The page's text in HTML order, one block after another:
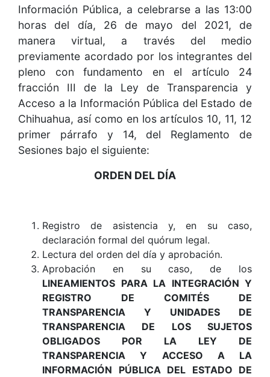
Información Pública, a celebrarse a las 13:00
horas del día, 26 de mayo del 2021, de
manera virtual, a través del medio
previamente acordado por los integrantes del
pleno con fundamento en el artículo 24
fracción III de la Ley de Transparencia y
Acceso a la Información Pública del Estado de
Chihuahua, así como en los artículos 10, 11, 12
primer párrafo y 14, del Reglamento de
Sesiones bajo el siguiente:
ORDEN DEL DÍA
Registro de asistencia y, en su caso,
declaración formal del quórum legal.
Lectura del orden del día y aprobación.
Aprobación en su caso, de los
LINEAMIENTOS PARA LA INTEGRACIÓN Y
REGISTRO DE COMITÉS DE
TRANSPARENCIA Y UNIDADES DE
TRANSPARENCIA DE LOS SUJETOS
OBLIGADOS POR LA LEY DE
TRANSPARENCIA Y ACCESO A LA
INFORMACIÓN PÚBLICA DEL ESTADO DE